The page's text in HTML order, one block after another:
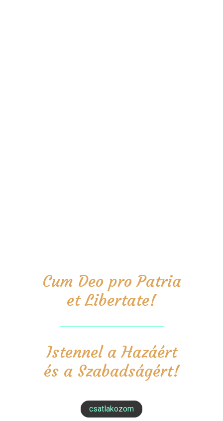
Cum Deo pro Patria
et Libertate!
Istennel a Hazáért
és a Szabadságért!
csatlakozom